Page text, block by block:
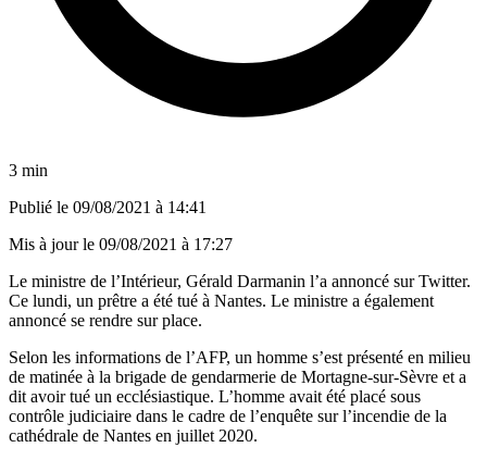
3 min
Publié le 09/08/2021 à 14:41
Mis à jour le 09/08/2021 à 17:27
Le ministre de l’Intérieur, Gérald Darmanin l’a annoncé sur Twitter.
Ce lundi, un prêtre a été tué à Nantes. Le ministre a également
annoncé se rendre sur place.
Selon les informations de l’AFP, un homme s’est présenté en milieu
de matinée à la brigade de gendarmerie de Mortagne-sur-Sèvre et a
dit avoir tué un ecclésiastique. L’homme avait été placé sous
contrôle judiciaire dans le cadre de l’enquête sur l’incendie de la
cathédrale de Nantes en juillet 2020.